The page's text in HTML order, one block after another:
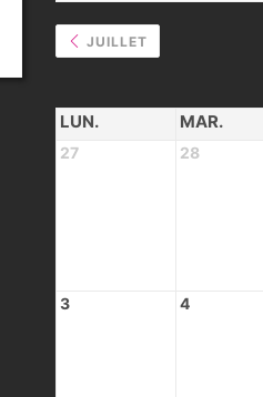
JUILLET
LUN. MAR.
27 28
3 4